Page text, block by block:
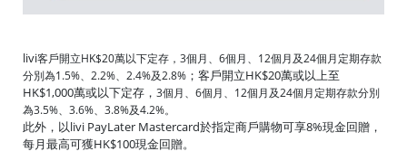
livi客戶開立HK$20萬以下定存，3個月、6個月、12個月及24個月定期存款
分別為1.5%、2.2%、2.4%及2.8% ；客戶開立HK$20萬或以上至
HK$1,000萬或以下定存， 3個月、6個月、12個月及24個月定期存款分別
為3.5%、3.6%、3.8%及4.2%。
此外，以livi PayLater Mastercard於指定商戶購物可享8%現金回贈，
每月最高可獲HK$100現金回贈。